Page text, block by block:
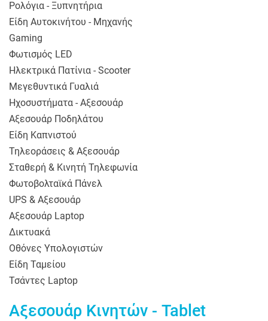
Ρολόγια - Ξυπνητήρια
Είδη Αυτοκινήτου - Μηχανής
Gaming
Φωτισμός LED
Ηλεκτρικά Πατίνια - Scooter
Μεγεθυντικά Γυαλιά
Ηχοσυστήματα - Αξεσουάρ
Αξεσουάρ Ποδηλάτου
Είδη Καπνιστού
Τηλεοράσεις & Αξεσουάρ
Σταθερή & Κινητή Τηλεφωνία
Φωτοβολταϊκά Πάνελ
UPS & Αξεσουάρ
Αξεσουάρ Laptop
Δικτυακά
Οθόνες Υπολογιστών
Είδη Ταμείου
Τσάντες Laptop
Αξεσουάρ Κινητών - Tablet